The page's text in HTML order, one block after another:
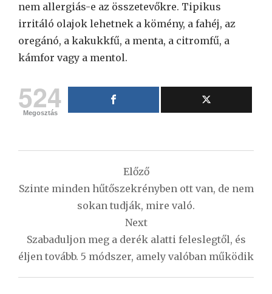
nem allergiás-e az összetevőkre. Tipikus
irritáló olajok lehetnek a kömény, a fahéj, az
oregánó, a kakukkfű, a menta, a citromfű, a
kámfor vagy a mentol.
524
Megosztás
navigáció
Előző
Szinte minden hűtőszekrényben ott van, de nem
sokan tudják, mire való.
Next
Szabaduljon meg a derék alatti feleslegtől, és
éljen tovább. 5 módszer, amely valóban működik